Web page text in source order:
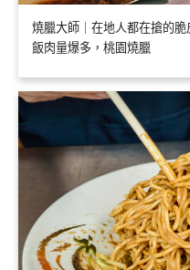
燒臘大師｜在地人都在搶的
飯肉量爆多，桃園燒臘